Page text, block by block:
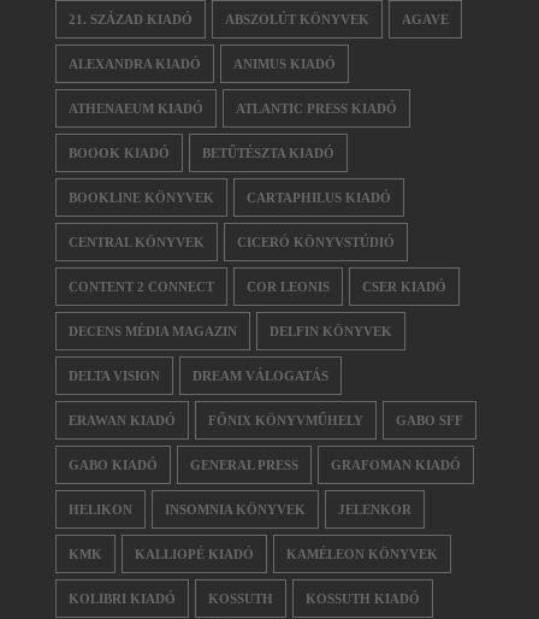
21. SZÁZAD KIADÓ ABSZOLÚT KÖNYVEK AGAVE
ALEXANDRA KIADÓ ANIMUS KIADÓ
ATHENAEUM KIADÓ ATLANTIC PRESS KIADÓ
BOOOK KIADÓ BETŰTÉSZTA KIADÓ
BOOKLINE KÖNYVEK CARTAPHILUS KIADÓ
CENTRAL KÖNYVEK CICERÓ KÖNYVSTÚDIÓ
CONTENT 2 CONNECT COR LEONIS CSER KIADÓ
DECENS MÉDIA MAGAZIN DELFIN KÖNYVEK
DELTA VISION DREAM VÁLOGATÁS
ERAWAN KIADÓ FŐNIX KÖNYVMŰHELY GABO SFF
GABO KIADÓ GENERAL PRESS GRAFOMAN KIADÓ
HELIKON INSOMNIA KÖNYVEK JELENKOR
KMK KALLIOPÉ KIADÓ KAMÉLEON KÖNYVEK
KOLIBRI KIADÓ KOSSUTH KOSSUTH KIADÓ